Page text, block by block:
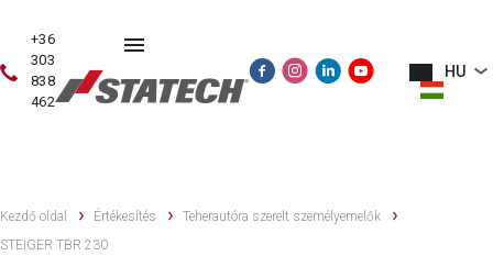
+36
303
838
462
HU
Kezdő oldal Értékesítés
Teherautóra szerelt személyemelők
STEIGER TBR 230